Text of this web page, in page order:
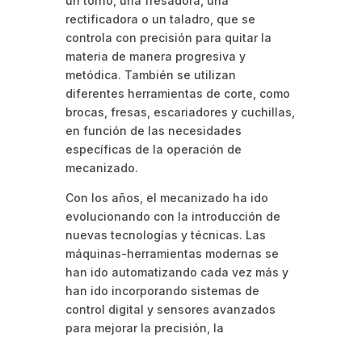
rectificadora o un taladro, que se
controla con precisión para quitar la
materia de manera progresiva y
metódica. También se utilizan
diferentes herramientas de corte, como
brocas, fresas, escariadores y cuchillas,
en función de las necesidades
específicas de la operación de
mecanizado.
Con los años, el mecanizado ha ido
evolucionando con la introducción de
nuevas tecnologías y técnicas. Las
máquinas-herramientas modernas se
han ido automatizando cada vez más y
han ido incorporando sistemas de
control digital y sensores avanzados
para mejorar la precisión, la